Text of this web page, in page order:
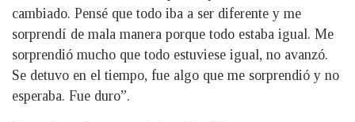
cambiado. Pensé que todo iba a ser diferente y me
sorprendí de mala manera porque todo estaba igual. Me
sorprendió mucho que todo estuviese igual, no avanzó.
Se detuvo en el tiempo, fue algo que me sorprendió y no
esperaba. Fue duro”.